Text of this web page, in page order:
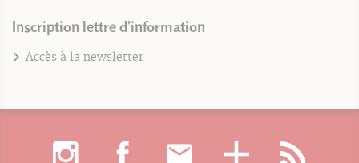
Inscription lettre d'information
Accès à la newsletter